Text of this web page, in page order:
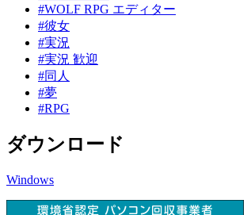
#WOLF RPG エディター
#彼女
#実況
#実況 歓迎
#同人
#夢
#RPG
ダウンロード
Windows